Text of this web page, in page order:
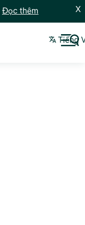
Đọc thêm X
Tiếng